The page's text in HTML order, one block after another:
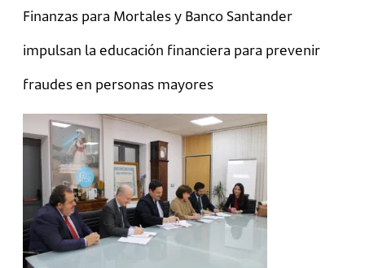
Finanzas para Mortales y Banco Santander
impulsan la educación financiera para prevenir
fraudes en personas mayores